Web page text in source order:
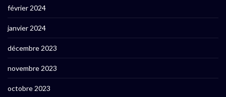
février 2024
janvier 2024
décembre 2023
novembre 2023
octobre 2023